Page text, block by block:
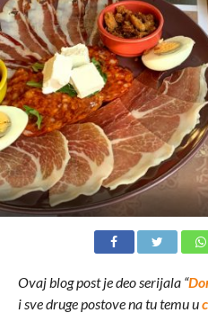
Ovaj blog post je deo serijala “
i sve druge postove na tu temu u